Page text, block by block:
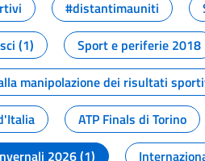
#distantimauniti
(1)
Sport e periferie 2018
manipolazione dei risultati
ATP Finals di Torino
2026 (1)